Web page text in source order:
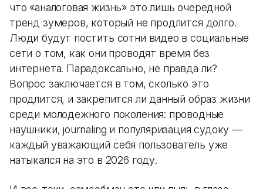
что «аналоговая жизнь» это лишь очередной
тренд зумеров, который не продлится долго.
Люди будут постить сотни видео в социальные
сети о том, как они проводят время без
интернета. Парадоксально, не правда ли?
Вопрос заключается в том, сколько это
продлится, и закрепится ли данный образ жизни
среди молодежного поколения: проводные
наушники, journaling и популяризация судоку —
каждый уважающий себя пользователь уже
натыкался на это в 2026 году.